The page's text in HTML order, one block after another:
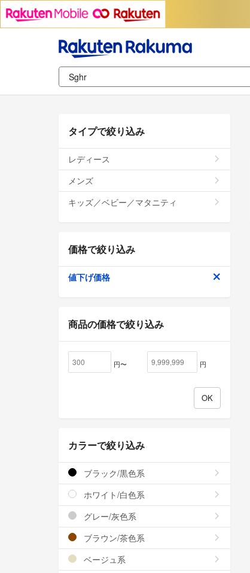
タイプで絞り込み
レディース
メンズ
キッズ／ベビー／マタニティ
価格で絞り込み
値下げ価格
商品の価格で絞り込み
円〜 円
カラーで絞り込み
ブラック/黒色系
ホワイト/白色系
グレー/灰色系
ブラウン/茶色系
ベージュ系